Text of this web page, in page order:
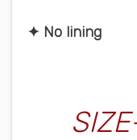
✦ No lining
טבלת מידות -SIZE